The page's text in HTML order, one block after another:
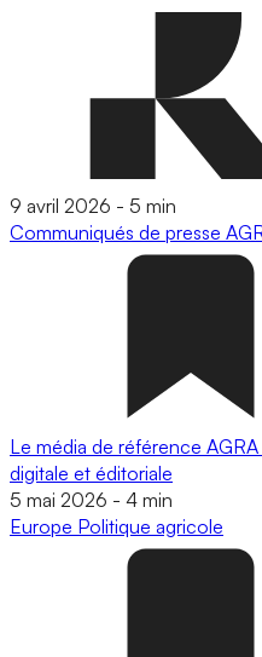
9 avril 2026 - 5 min
Communiqués de presse
Le média de référence
digitale et éditoriale
5 mai 2026 - 4 min
Europe Politique agricole